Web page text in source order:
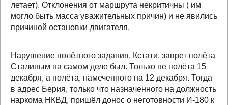
летает). Отклонения от маршрута некритичны ( им
могло быть масса уважительных причин) и не явились
причиной остановки двигателя.
Нарушение полётного задания. Кстати, запрет полёта
Сталиным на самом деле был. Только не полёта 15
декабря, а полёта, намеченного на 12 декабря. Тогда
в адрес Берия, только что назначенного на должность
наркома НКВД, пришёл донос о неготовности И-180 к